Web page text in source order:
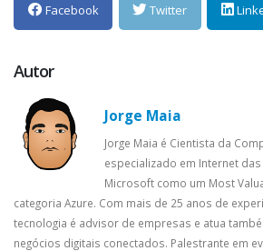
Facebook Twitter
Autor
Jorge Maia
Jorge Maia é Cientista da
especializado em Internet
Microsoft como um Most
categoria Azure. Com mais de 25 anos de
tecnologia é advisor de empresas e atua
negócios digitais conectados. Palestrante em